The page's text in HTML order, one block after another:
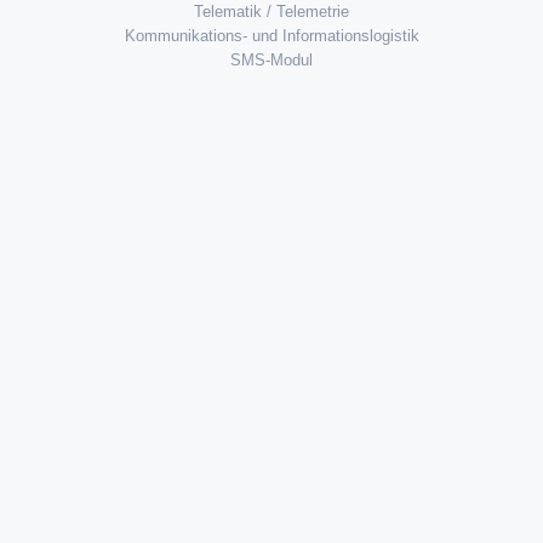
Telematik / Telemetrie
Kommunikations- und Informationslogistik
SMS-Modul